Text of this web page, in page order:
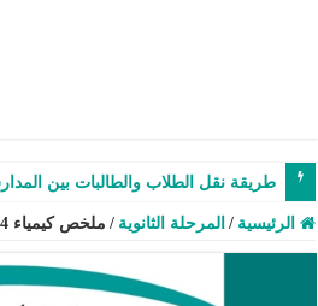
طريقة نقل الطلاب والطالبات بين
الرئيسية / المرحلة الثانوية / ملخص كيمياء 4 كامل مقررات